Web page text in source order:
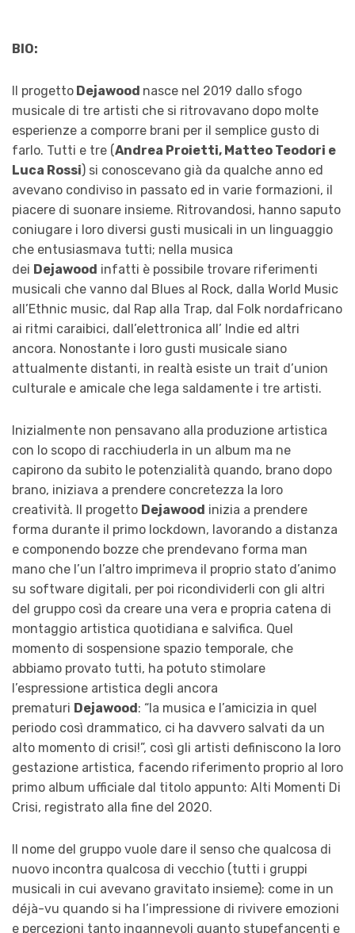
BIO:
Il progetto Dejawood nasce nel 2019 dallo sfogo
musicale di tre artisti che si ritrovavano dopo molte
esperienze a comporre brani per il semplice gusto di
farlo. Tutti e tre (Andrea Proietti, Matteo Teodori e
Luca Rossi) si conoscevano già da qualche anno ed
avevano condiviso in passato ed in varie formazioni, il
piacere di suonare insieme. Ritrovandosi, hanno saputo
coniugare i loro diversi gusti musicali in un linguaggio
che entusiasmava tutti; nella musica
dei Dejawood infatti è possibile trovare riferimenti
musicali che vanno dal Blues al Rock, dalla World Music
all’Ethnic music, dal Rap alla Trap, dal Folk nordafricano
ai ritmi caraibici, dall’elettronica all’ Indie ed altri
ancora. Nonostante i loro gusti musicale siano
attualmente distanti, in realtà esiste un trait d’union
culturale e amicale che lega saldamente i tre artisti.
Inizialmente non pensavano alla produzione artistica
con lo scopo di racchiuderla in un album ma ne
capirono da subito le potenzialità quando, brano dopo
brano, iniziava a prendere concretezza la loro
creatività. Il progetto Dejawood inizia a prendere
forma durante il primo lockdown, lavorando a distanza
e componendo bozze che prendevano forma man
mano che l’un l’altro imprimeva il proprio stato d’animo
su software digitali, per poi ricondividerli con gli altri
del gruppo così da creare una vera e propria catena di
montaggio artistica quotidiana e salvifica. Quel
momento di sospensione spazio temporale, che
abbiamo provato tutti, ha potuto stimolare
l’espressione artistica degli ancora
prematuri Dejawood : “la musica e l’amicizia in quel
periodo così drammatico, ci ha davvero salvati da un
alto momento di crisi!”, così gli artisti definiscono la loro
gestazione artistica, facendo riferimento proprio al loro
primo album ufficiale dal titolo appunto: Alti Momenti Di
Crisi, registrato alla fine del 2020.
Il nome del gruppo vuole dare il senso che qualcosa di
nuovo incontra qualcosa di vecchio (tutti i gruppi
musicali in cui avevano gravitato insieme): come in un
déjà-vu quando si ha l’impressione di rivivere emozioni
e percezioni tanto ingannevoli quanto stupefancenti e